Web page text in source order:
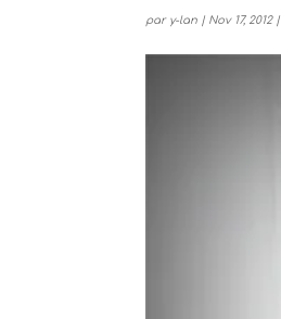
par y-lan | Nov 17, 2012|